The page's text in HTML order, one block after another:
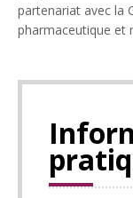
partenariat avec la
pharmaceutique et